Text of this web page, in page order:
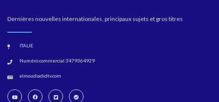
Dernières nouvelles internationales, principaux sujets et gros titres
ITALIE
Numéro commercial 3479364929
almoudiadidtv.com